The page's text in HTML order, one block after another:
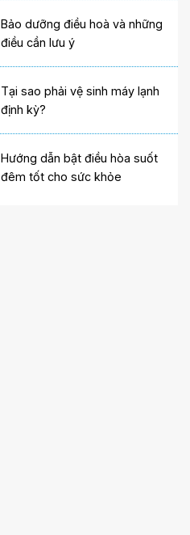
Bảo dưỡng điều hoà và những
điều cần lưu ý
Tại sao phải vệ sinh máy lạnh
định kỳ?
Hướng dẫn bật điều hòa suốt
đêm tốt cho sức khỏe